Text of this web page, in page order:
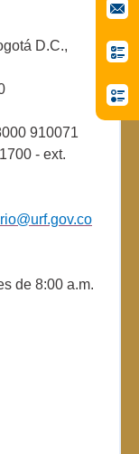
D.C.,
910071
- ext.
de 8:00 a.m.